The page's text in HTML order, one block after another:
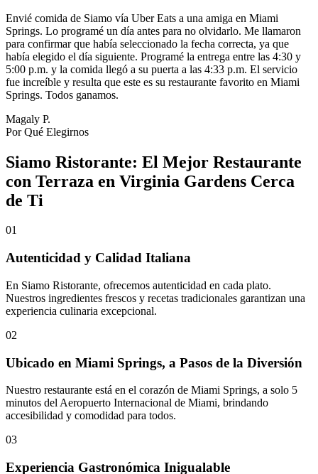
Envié comida de Siamo vía Uber Eats a una amiga en Miami
Springs. Lo programé un día antes para no olvidarlo. Me llamaron
para confirmar que había seleccionado la fecha correcta, ya que
había elegido el día siguiente. Programé la entrega entre las 4:30 y
5:00 p.m. y la comida llegó a su puerta a las 4:33 p.m. El servicio
fue increíble y resulta que este es su restaurante favorito en Miami
Springs. Todos ganamos.
Magaly P.
Por Qué Elegirnos
Siamo Ristorante: El Mejor Restaurante
con Terraza en Virginia Gardens Cerca
de Ti
01
Autenticidad y Calidad Italiana
En Siamo Ristorante, ofrecemos autenticidad en cada plato.
Nuestros ingredientes frescos y recetas tradicionales garantizan una
experiencia culinaria excepcional.
02
Ubicado en Miami Springs, a Pasos de la Diversión
Nuestro restaurante está en el corazón de Miami Springs, a solo 5
minutos del Aeropuerto Internacional de Miami, brindando
accesibilidad y comodidad para todos.
03
Experiencia Gastronómica Inigualable